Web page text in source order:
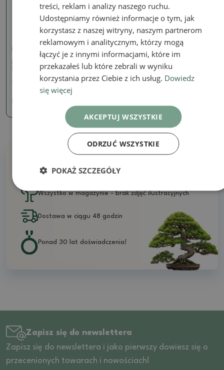
Kuranty bambusa wiatr
Metalowy cylinder
karylionowy żółw 110 cm
874-KOV_ZV110ZE
80.09 zł
Dlaczego warto kupować u nas?
Wszystko w magazynie - brak zdjęć ilustracyjnych
Dostawa w ciągu 48 godzin
Ponad 30 lat doświadczenia!
Zapisz się do newslettera
Zapisz się do newslettera i jako pierwszy dowiesz się o
przecenionych towarach i nowościach!
treści, reklam i analizy naszego ruchu.
Udostępniamy również informacje o tym, jak
korzystasz z naszej witryny, naszym partnerom
reklamowym i analitycznym, którzy mogą
łączyć je z innymi informacjami, które im
przekazałeś lub które zebrali w wyniku
korzystania przez Ciebie z ich usług. Dowiedz
się więcej
AKCEPTUJ WSZYSTKIE
ODRZUĆ WSZYSTKIE
POKAŻ SZCZEGÓŁY